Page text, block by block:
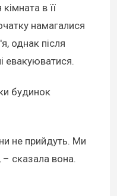
в її
намагалися
однак після
евакуюватися.
будинок
не прийдуть. Ми
сказала вона.